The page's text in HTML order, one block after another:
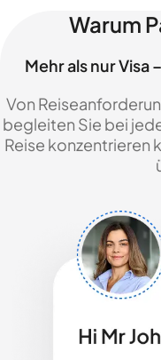
Warum
Mehr als nur Visa
Von
begleiten Sie bei
Reise konzentrieren